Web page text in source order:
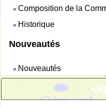
» Composition de la
» Historique
Nouveautés
» Nouveautés